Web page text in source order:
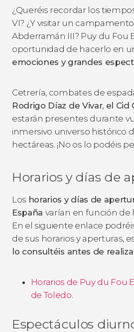
¿Queréis recordar los
VI? ¿Y visitar un
Abderramán III? Puy du Fou
oportunidad de hacerlo en
emociones y grandes
Cetrería, combates de
Rodrigo Díaz de Vivar, el Cid
estarán presentes durante
inmersivo universo histórico
hectáreas. ¡No os lo podéis
Horarios y días de
Los horarios y días de
España varían en función de
En el siguiente enlace
de sus horarios y aperturas,
lo consultéis antes de
Horarios de Puy du Fou
de Toledo.
Espectáculos